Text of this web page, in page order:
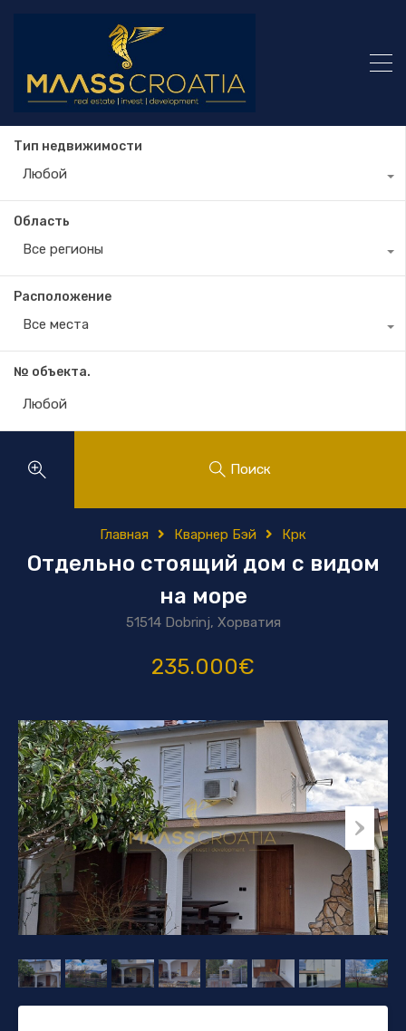
Тип недвижимости
Любой
Область
Все регионы
Расположение
Все места
№ объекта.
Поиск
Главная Кварнер Бэй Крк
Отдельно стоящий дом с видом
на море
51514 Dobrinj, Хорватия
235.000€